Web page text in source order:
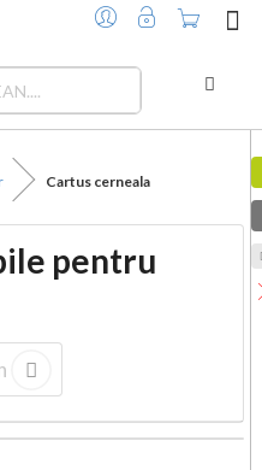
Cartus cerneala
pentru
×